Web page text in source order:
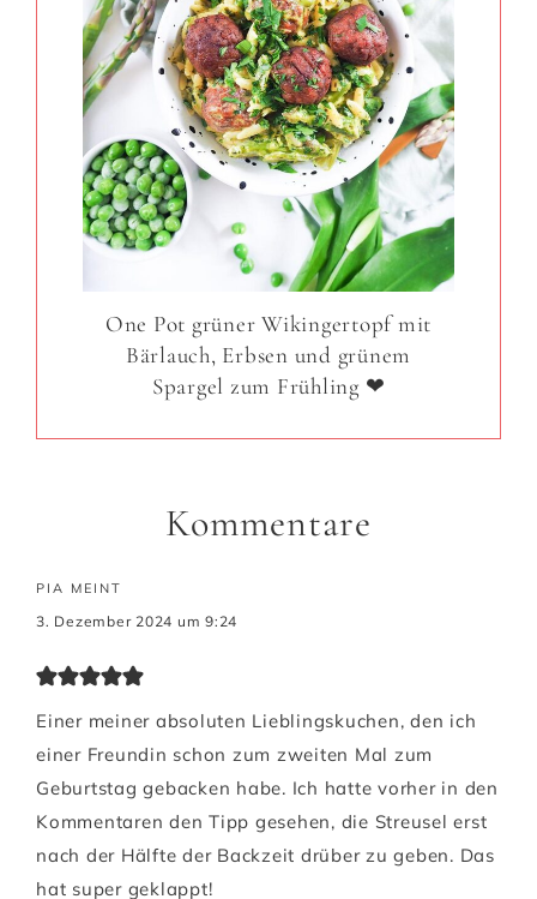
One Pot grüner Wikingertopf mit
Bärlauch, Erbsen und grünem
Spargel zum Frühling ❤
Kommentare
PIA MEINT
3. Dezember 2024 um 9:24
Einer meiner absoluten Lieblingskuchen, den ich
einer Freundin schon zum zweiten Mal zum
Geburtstag gebacken habe. Ich hatte vorher in den
Kommentaren den Tipp gesehen, die Streusel erst
nach der Hälfte der Backzeit drüber zu geben. Das
hat super geklappt!